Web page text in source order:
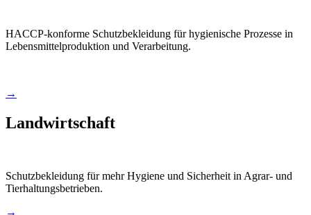
HACCP-konforme Schutzbekleidung für hygienische Prozesse in
Lebensmittelproduktion und Verarbeitung.
→
Landwirtschaft
Schutzbekleidung für mehr Hygiene und Sicherheit in Agrar- und
Tierhaltungsbetrieben.
→